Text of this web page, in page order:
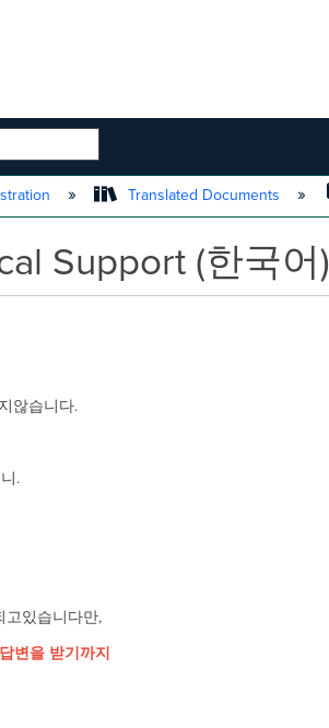
Translated Documents
Support (한국어)
않습니다.
.
고있습니다만,
변을 받기까지